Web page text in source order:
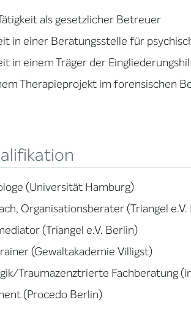
als gesetzlicher Betreuer
in einer Beratungsstelle für
in einem Träger der
Therapieprojekt im forensischen
(Universität Hamburg)
Organisationsberater (Triangel
(Triangel e.V. Berlin)
(Gewaltakademie Villigst)
Traumazenztrierte Fachberatung
(Procedo Berlin)